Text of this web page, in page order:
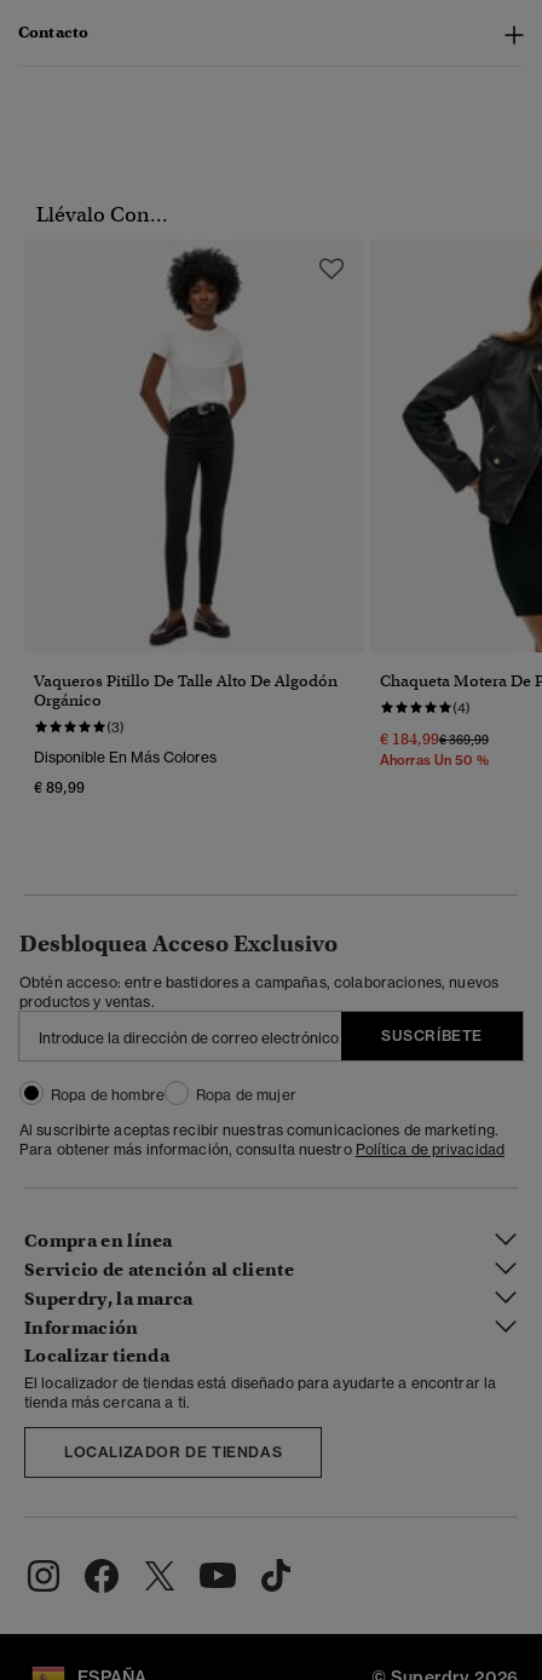
Contacto
Llévalo Con...
Vaqueros Pitillo De Talle Alto De Algodón
Orgánico
(3)
Disponible En Más Colores
€ 89,99
Chaqueta Motera De
(4)
€ 184,99Precio Rebajado
€ 369,99A
Ahorras Un 50 %
Desbloquea Acceso Exclusivo
Obtén acceso: entre bastidores a campañas, colaboraciones, nuevos
productos y ventas.
SUSCRÍBETE
Ropa de hombre
Ropa de mujer
Al suscribirte aceptas recibir nuestras comunicaciones de marketing.
Para obtener más información, consulta nuestro Política de privacidad
Compra en línea
Servicio de atención al cliente
Superdry, la marca
Información
Localizar tienda
El localizador de tiendas está diseñado para ayudarte a encontrar la
tienda más cercana a ti.
LOCALIZADOR DE TIENDAS